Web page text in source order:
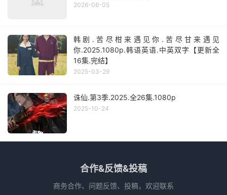
2026-06-05
韩剧.苦尽柑来遇见你.苦尽甘来遇见
你.2025.1080p.韩语英语.中英双字【更新全
16集.完结】
2025-03-29
诛仙.第3季.2025.全26集.1080p
2025-10-24
合作&反馈&投稿
商务合作、问题反馈、投稿，欢迎联系